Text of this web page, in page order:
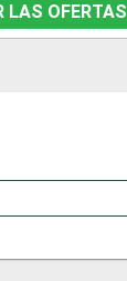
LAS OFERTAS